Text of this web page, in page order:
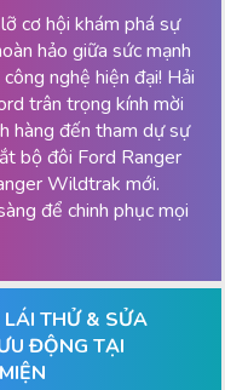
cơ hội khám phá sự
hảo giữa sức mạnh
nghệ hiện đại! Hải
trân trọng kính mời
hàng đến tham dự sự
bộ đôi Ford Ranger
Wildtrak mới.
để chinh phục mọi
LÁI THỬ & SỬA
ĐỘNG TẠI